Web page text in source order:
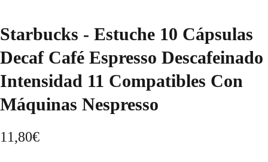
Starbucks - Estuche 10 Cápsulas
Decaf Café Espresso Descafeinado
Intensidad 11 Compatibles Con
Máquinas Nespresso
11,80€